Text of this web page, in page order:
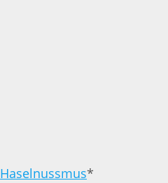
Haselnussmus*